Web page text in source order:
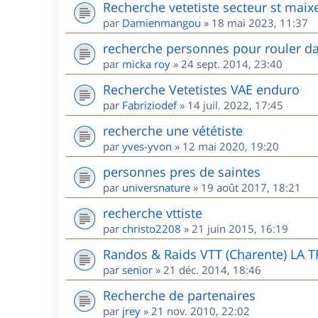
Recherche vetetiste secteur st
par Damienmangou » 18 mai 2023, 11:37
recherche personnes pour rouler
par micka roy » 24 sept. 2014, 23:40
Recherche Vetetistes VAE enduro
par Fabriziodef» 14 juil. 2022, 17:45
recherche une vététiste
par yves-yvon » 12 mai 2020, 19:20
personnes pres de saintes
par universnature » 19 août 2017, 18:21
recherche vttiste
par christo2208 » 21 juin 2015, 16:19
Randos & Raids VTT (Charente) LA
par senior » 21 déc. 2014, 18:46
Recherche de partenaires
par jrey » 21 nov. 2010, 22:02